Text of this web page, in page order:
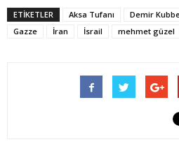
ETIKETLER Aksa Tufanı Demir
Gazze
İran İsrail mehmet güzel